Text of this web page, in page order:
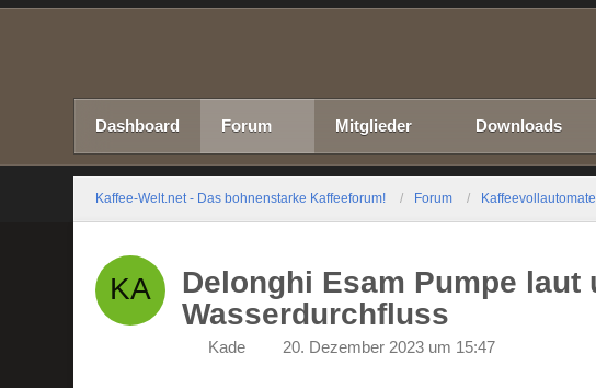
Dashboard Forum Mitglieder Downloads
Kaffee-Welt.net - Das bohnenstarke Kaffeeforum! Forum
Delonghi Esam Pumpe laut
Wasserdurchfluss
Kade 20. Dezember 2023 um 15:47